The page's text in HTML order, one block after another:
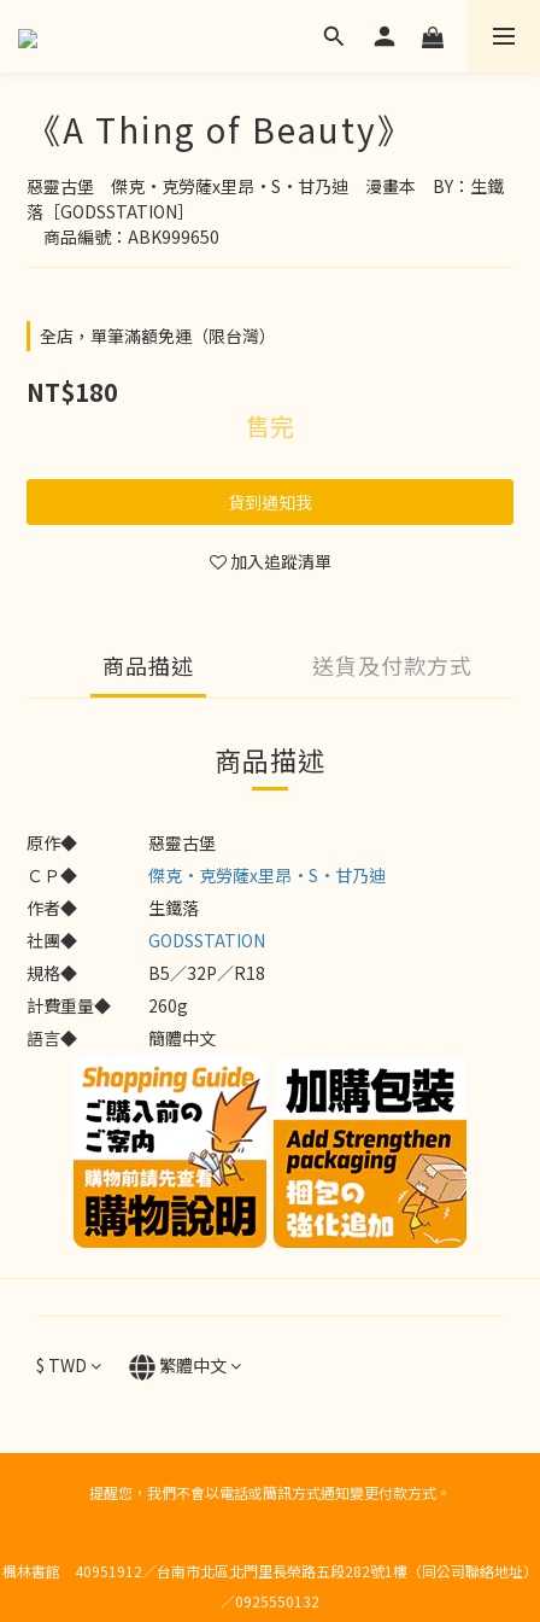
《A Thing of Beauty》
惡靈古堡　傑克·克勞薩x里昂·S·甘乃迪　漫畫本　BY：生鐵
落［GODSSTATION］
商品編號：ABK999650
全店，單筆滿額免運（限台灣）
NT$180
售完
貨到通知我
加入追蹤清單
商品描述 送貨及付款方式
商品描述
原作◆
惡靈古堡
ＣＰ◆
傑克·克勞薩x里昂·S·甘乃迪
作者◆
生鐵落
社團◆
GODSSTATION
規格◆
B5／32P／R18
計費重量◆
260g
語言◆
簡體中文
$ TWD 繁體中文
提醒您，我們不會以電話或簡訊方式通知變更付款方式。
楓林書館 40951912／台南市北區北門里長榮路五段282號1樓（同公司聯絡地址）
／0925550132